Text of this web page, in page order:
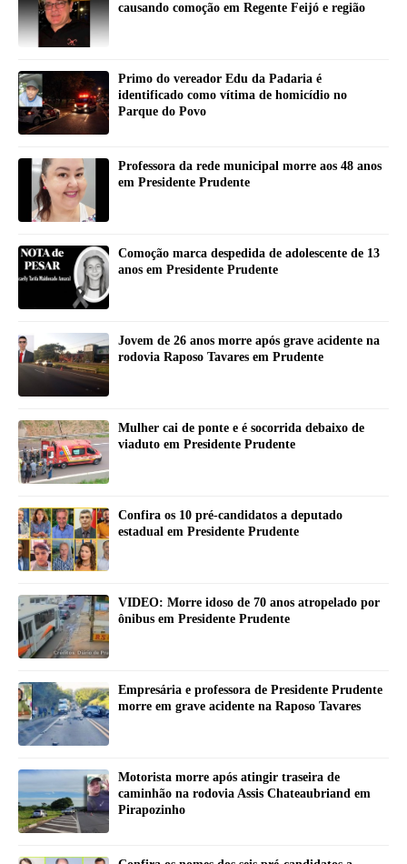
causando comoção em Regente Feijó e região
Primo do vereador Edu da Padaria é
identificado como vítima de homicídio no
Parque do Povo
Professora da rede municipal morre aos 48 anos
em Presidente Prudente
Comoção marca despedida de adolescente de 13
anos em Presidente Prudente
Jovem de 26 anos morre após grave acidente na
rodovia Raposo Tavares em Prudente
Mulher cai de ponte e é socorrida debaixo de
viaduto em Presidente Prudente
Confira os 10 pré-candidatos a deputado
estadual em Presidente Prudente
VIDEO: Morre idoso de 70 anos atropelado por
ônibus em Presidente Prudente
Empresária e professora de Presidente Prudente
morre em grave acidente na Raposo Tavares
Motorista morre após atingir traseira de
caminhão na rodovia Assis Chateaubriand em
Pirapozinho